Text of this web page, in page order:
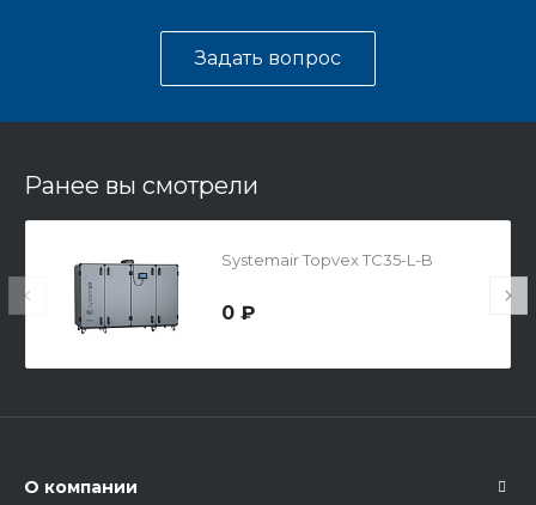
Задать вопрос
Ранее вы смотрели
Systemair Topvex TC35-L-B
0 ₽
О компании